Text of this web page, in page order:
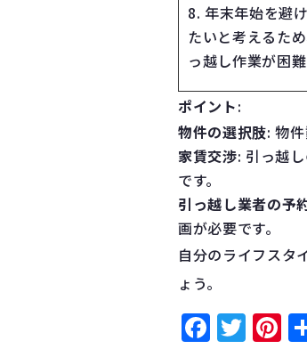
年末年始を避
たいと考えるた
っ越し作業が困
ポイント:
物件の選択肢: 物
家賃交渉: 引っ越
です。
引っ越し業者の予
画が必要です。
自分のライフスタ
ょう。